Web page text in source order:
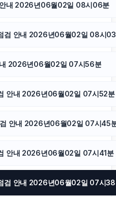
광고대행사
이혼전문변호사
구리하수구막힘
안내 2026년06월02일 08시06분
검 안내 2026년06월02일 08시
내 2026년06월02일 07시56분
안내 2026년06월02일 07시52분
검 안내 2026년06월02일 07시45
안내 2026년06월02일 07시41분
검 안내 2026년06월02일 07시